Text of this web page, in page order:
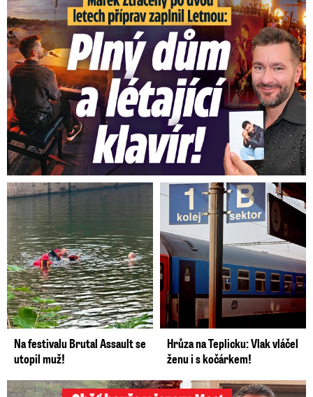
Na festivalu Brutal Assault se
utopil muž!
Hrůza na Teplicku: Vlak vláčel
ženu i s kočárkem!